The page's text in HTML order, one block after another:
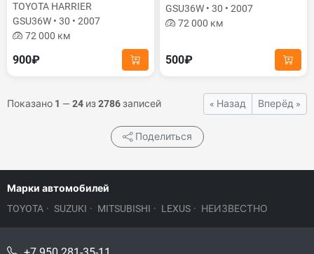
TOYOTA HARRIER
GSU36W • 30 • 2007
72 000 км
900₽
GSU36W • 30 • 2007
72 000 км
500₽
Показано 1 — 24 из2786записей « Назад Вперёд »
Поделиться
Марки автомобилей
TOYOTA · SUZUKI · MITSUBISHI · LEXUS · НЕИЗВЕСТНО